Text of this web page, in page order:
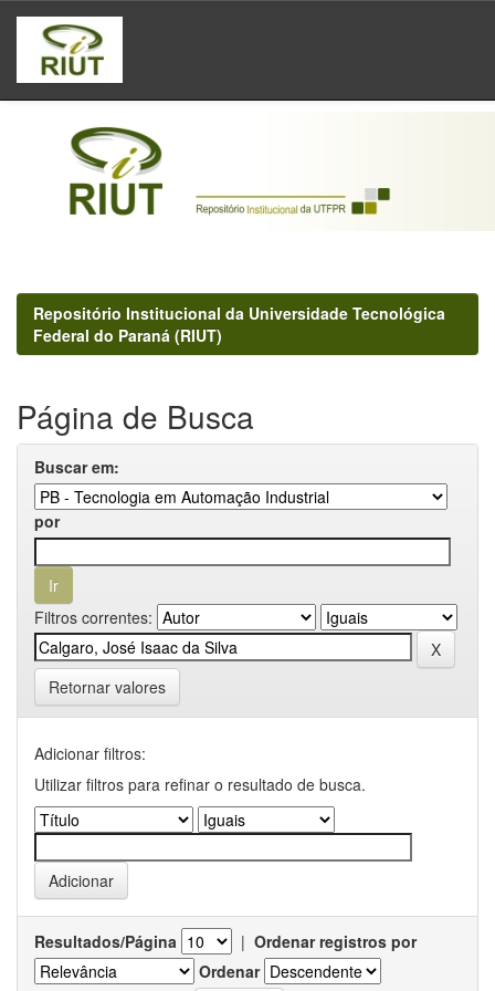
Skip
navigation
Repositório Institucional da Universidade Tecnológica
Federal do Paraná (RIUT)
Página de Busca
Buscar em:
por
Filtros correntes:
Retornar valores
Adicionar filtros:
Utilizar filtros para refinar o resultado de busca.
Resultados/Página | Ordenar registros por
Ordenar